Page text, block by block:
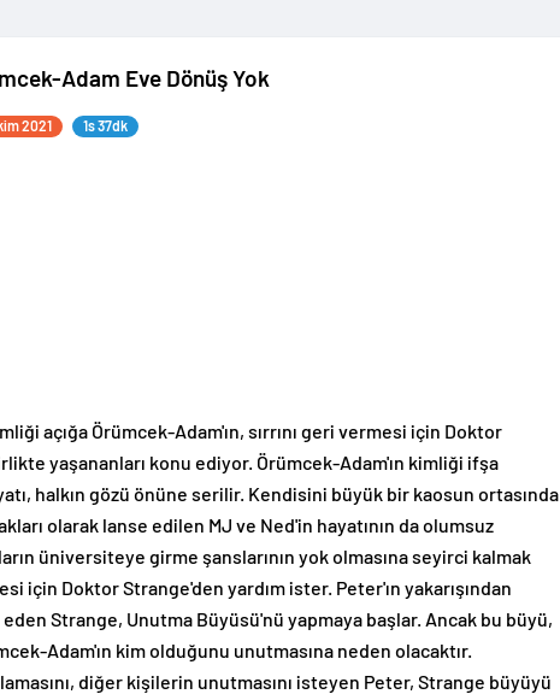
Adam Eve Dönüş Yok
2021 1s 37dk
açığa Örümcek-Adam'ın, sırrını geri vermesi için Doktor
yaşananları konu ediyor. Örümcek-Adam'ın kimliği ifşa
halkın gözü önüne serilir. Kendisini büyük bir kaosun ortasında
olarak lanse edilen MJ ve Ned'in hayatının da olumsuz
üniversiteye girme şanslarının yok olmasına seyirci kalmak
için Doktor Strange'den yardım ister. Peter'ın yakarışından
Strange, Unutma Büyüsü'nü yapmaya başlar. Ancak bu büyü,
Adam'ın kim olduğunu unutmasına neden olacaktır.
diğer kişilerin unutmasını isteyen Peter, Strange büyüyü